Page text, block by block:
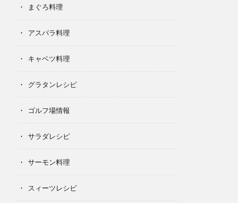
まぐろ料理
アスパラ料理
キャベツ料理
グラタンレシピ
ゴルフ場情報
サラダレシピ
サーモン料理
スィーツレシピ